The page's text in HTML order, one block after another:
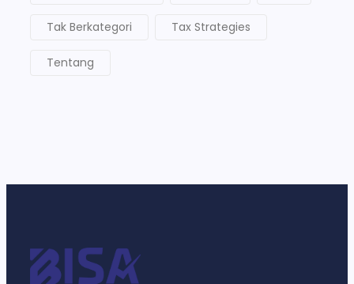
Tak Berkategori Tax Strategies
Tentang